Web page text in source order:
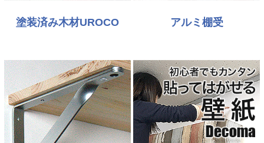
塗装済み木材UROCO アルミ棚受